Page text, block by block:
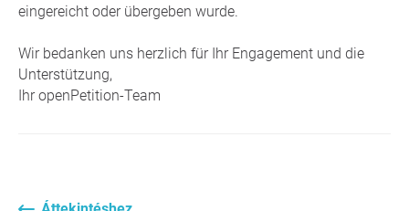
eingereicht oder übergeben wurde.
Wir bedanken uns herzlich für Ihr Engagement und die
Unterstützung,
Ihr openPetition-Team